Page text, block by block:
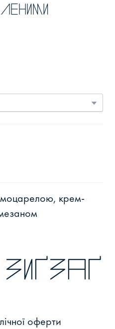
крем-
оферти